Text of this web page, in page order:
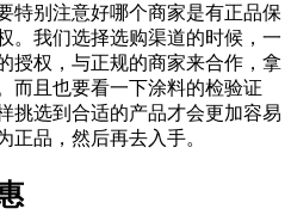
特别注意好哪个商家是有正品保
。我们选择选购渠道的时候，一
授权，与正规的商家来合作，拿
而且也要看一下涂料的检验证
挑选到合适的产品才会更加容易
正品，然后再去入手。